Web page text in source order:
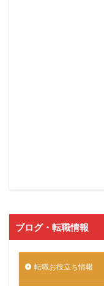
ブログ・転職情報
転職お役立ち情報